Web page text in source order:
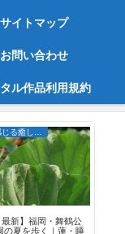
サイトマップ
お問い合わせ
ル作品利用規約
最新】福岡・舞鶴公
の夏を歩く｜蓮・睡